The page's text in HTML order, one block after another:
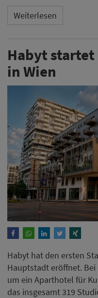
Weiterlesen
Habyt
in Wien
Habyt hat den ersten
Hauptstadt eröffnet.
um ein Aparthotel für
das insgesamt 319